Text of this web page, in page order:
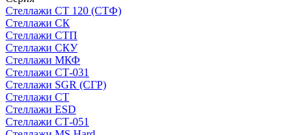
Стеллажи СТ 120 (СТФ)
Стеллажи СК
Стеллажи СТП
Стеллажи СКУ
Стеллажи МКФ
Стеллажи СТ-031
Стеллажи SGR (СГР)
Стеллажи СТ
Стеллажи ESD
Стеллажи СТ-051